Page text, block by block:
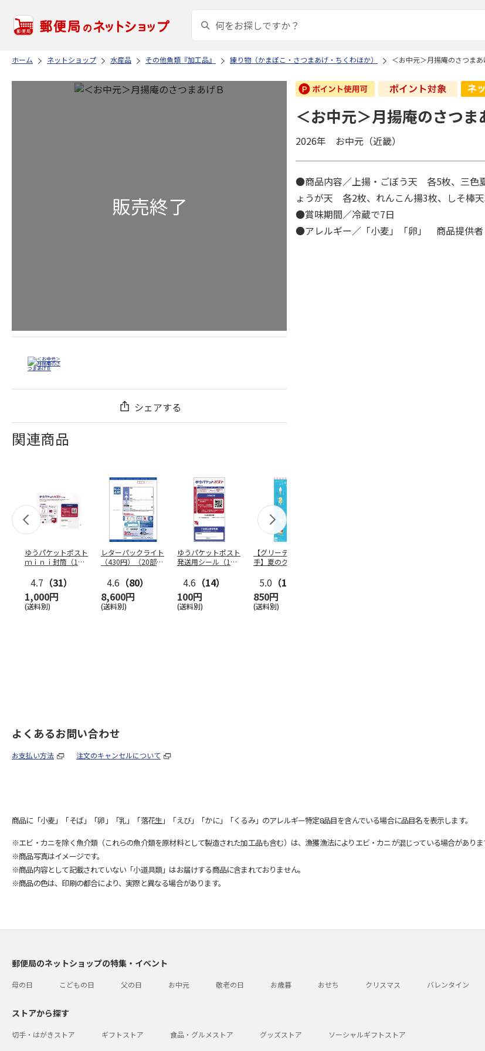
ホーム ネットショップ 水産品 その他魚類『加工品』 練り物（かまぼこ・さつまあげ・ちくわほか） ＜お中元＞月揚庵のさつまあ
シェアする
関連商品
ゆうパケットポスト
ｍｉｎｉ封筒（1個
4.7 （31）
1,000円
(送料別)
レターパックライト
（430円）（20部セ
4.6 （80）
8,600円
(送料別)
ゆうパケットポスト
発送用シール（1個
4.6 （14）
100円
(送料別)
【グリーティング切
手】夏のグリーティ
5.0 （10）
850円
(送料別)
＜お中元＞月揚庵のさつま
2026年 お中元（近畿）
●商品内容／上揚・ごぼう天 各5枚、三色
ょうが天 各2枚、れんこん揚3枚、しそ棒
●賞味期間／冷蔵で7日
●アレルギー／「小麦」「卵」 商品提供者
よくあるお問い合わせ
お支払い方法 注文のキャンセルについて
商品に「小麦」「そば」「卵」「乳」「落花生」「えび」「かに」「くるみ」のアレルギー特定8品目を含んでいる場合に品目名を表示します。
※エビ・カニを除く魚介類（これらの魚介類を原材料として製造された加工品も含む）は、漁獲漁法によりエビ・カニが混じっている場合があり
※商品写真はイメージです。
※商品内容として記載されていない「小道具類」はお届けする商品に含まれておりません。
※商品の色は、印刷の都合により、実際と異なる場合があります。
郵便局のネットショップの特集・イベント
母の日 こどもの日 父の日 お中元 敬老の日 お歳暮 おせち クリスマス バレンタイン
ストアから探す
切手・はがきストア ギフトストア 食品・グルメストア グッズストア ソーシャルギフトストア